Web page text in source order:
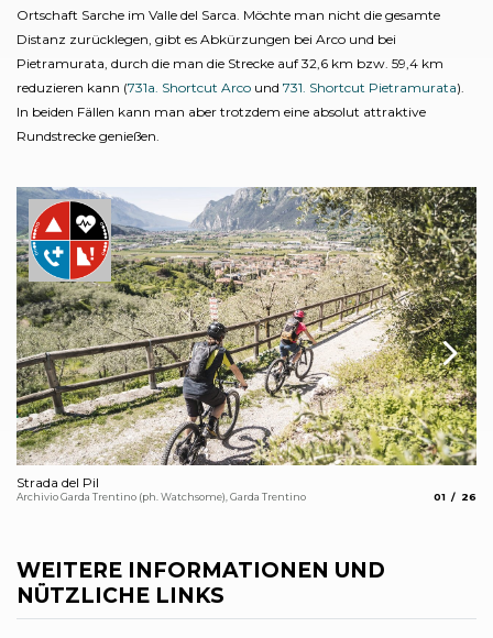
Ortschaft Sarche im Valle del Sarca. Möchte man nicht die gesamte
Distanz zurücklegen, gibt es Abkürzungen bei Arco und bei
Pietramurata, durch die man die Strecke auf 32,6 km bzw. 59,4 km
reduzieren kann (731a. Shortcut Arco und 731. Shortcut Pietramurata).
In beiden Fällen kann man aber trotzdem eine absolut attraktive
Rundstrecke genießen.
Strada del Pil
Archivio Garda Trentino (ph. Watchsome), Garda Trentino 01 26
WEITERE INFORMATIONEN UND
NÜTZLICHE LINKS